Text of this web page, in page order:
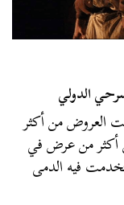
الدولي
العروض من أكثر
أكثر من عرض في
فيه الدمى